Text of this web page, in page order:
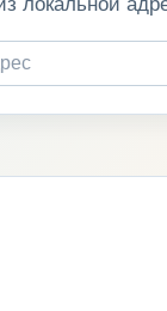
локальной